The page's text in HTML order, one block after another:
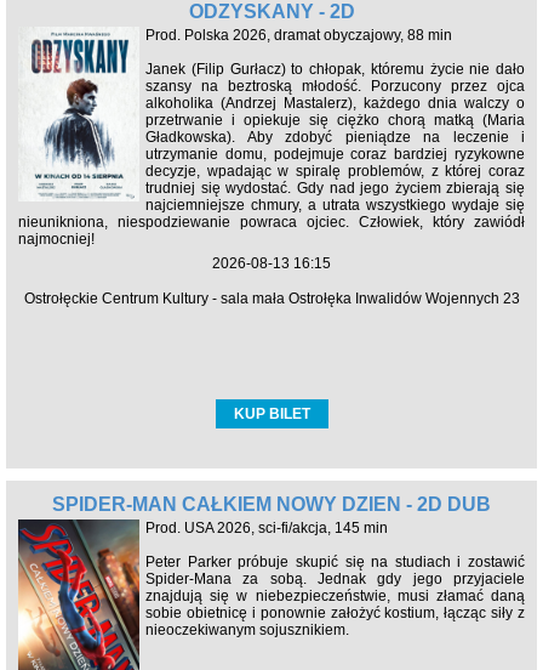
ODZYSKANY - 2D
Prod. Polska 2026, dramat obyczajowy, 88 min
Janek (Filip Gurłacz) to chłopak, któremu życie nie dało
szansy na beztroską młodość. Porzucony przez ojca
alkoholika (Andrzej Mastalerz), każdego dnia walczy o
przetrwanie i opiekuje się ciężko chorą matką (Maria
Gładkowska). Aby zdobyć pieniądze na leczenie i
utrzymanie domu, podejmuje coraz bardziej ryzykowne
decyzje, wpadając w spiralę problemów, z której coraz
trudniej się wydostać. Gdy nad jego życiem zbierają się
najciemniejsze chmury, a utrata wszystkiego wydaje się
nieunikniona, niespodziewanie powraca ojciec. Człowiek, który zawiódł
najmocniej!
2026-08-13 16:15
Ostrołęckie Centrum Kultury - sala mała Ostrołęka Inwalidów Wojennych 23
KUP BILET
SPIDER-MAN CAŁKIEM NOWY DZIEŃ - 2D DUB
Prod. USA 2026, sci-fi/akcja, 145 min
Peter Parker próbuje skupić się na studiach i zostawić
Spider-Mana za sobą. Jednak gdy jego przyjaciele
znajdują się w niebezpieczeństwie, musi złamać daną
sobie obietnicę i ponownie założyć kostium, łącząc siły z
nieoczekiwanym sojusznikiem.